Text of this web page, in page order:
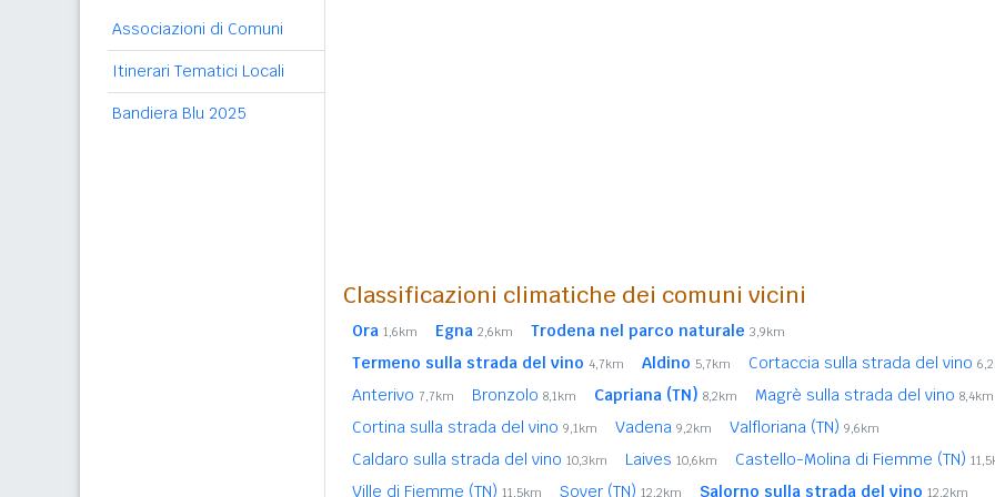
Associazioni di Comuni
Itinerari Tematici Locali
Bandiera Blu 2025
Classificazioni climatiche dei comuni vicini
Ora 1,6km Egna 2,6km Trodena nel parco naturale 3,9km
Termeno sulla strada del vino 4,7km Aldino 5,7km Cortaccia sulla strada del vino
Anterivo 7,7km Bronzolo 8,1km Capriana (TN) 8,2km Magrè sulla strada del vino 8,4km
Cortina sulla strada del vino 9,1km Vadena 9,2km Valfloriana (TN) 9,6km
Caldaro sulla strada del vino 10,3km Laives 10,6km Castello-Molina di Fiemme (TN)
Ville di Fiemme (TN) 11,5km Sover (TN) 12,2km Salorno sulla strada del vino 12,2km